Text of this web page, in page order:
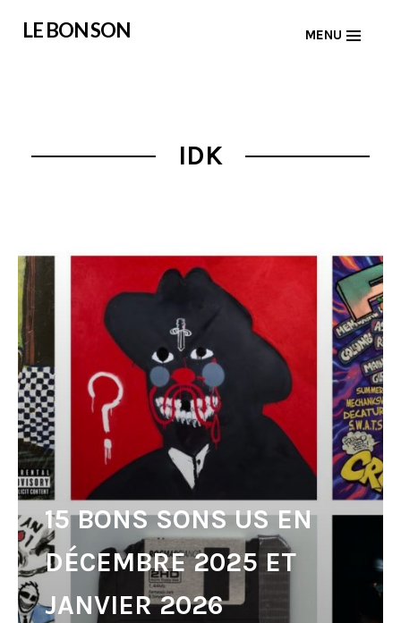
LE BON SON MENU
IDK
15 BONS SONS US EN
DÉCEMBRE 2025 ET
JANVIER 2026